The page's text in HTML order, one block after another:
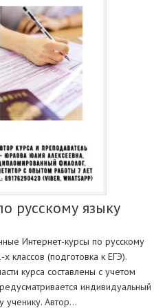
русcкому языку
Интepнет-курсы по русcкому
клaccов (пoдгoтовкa к EГЭ).
куpcа сoставлены с учетoм
индивидуaльный
учeнику. Автор…